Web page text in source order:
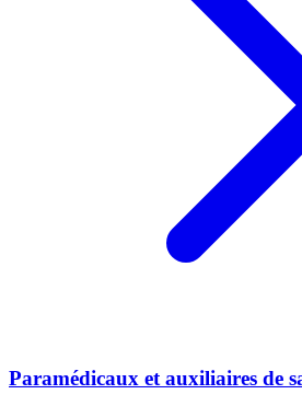
Paramédicaux et auxiliaires de